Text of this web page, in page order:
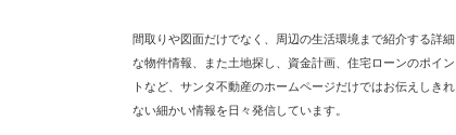
間取りや図面だけでなく、周辺の生活環境まで紹介する詳細
な物件情報、また土地探し、資金計画、住宅ローンのポイン
トなど、サンタ不動産のホームページだけではお伝えしきれ
ない細かい情報を日々発信しています。